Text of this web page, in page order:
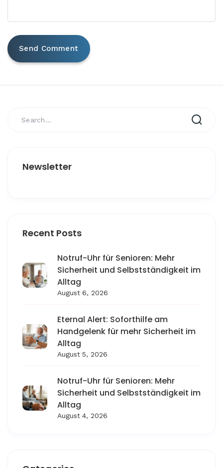
Newsletter
Recent Posts
Notruf-Uhr für Senioren: Mehr
Sicherheit und Selbstständigkeit im
Alltag
August 6, 2026
Eternal Alert: Soforthilfe am
Handgelenk für mehr Sicherheit im
Alltag
August 5, 2026
Notruf-Uhr für Senioren: Mehr
Sicherheit und Selbstständigkeit im
Alltag
August 4, 2026